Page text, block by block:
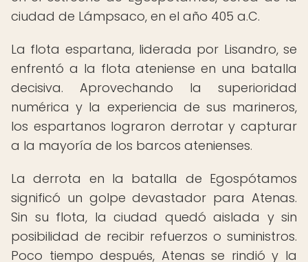
ciudad de Lámpsaco, en el año 405 a.C.
La flota espartana, liderada por Lisandro, se
enfrentó a la flota ateniense en una batalla
decisiva. Aprovechando la superioridad
numérica y la experiencia de sus marineros,
los espartanos lograron derrotar y capturar
a la mayoría de los barcos atenienses.
La derrota en la batalla de Egospótamos
significó un golpe devastador para Atenas.
Sin su flota, la ciudad quedó aislada y sin
posibilidad de recibir refuerzos o suministros.
Poco tiempo después, Atenas se rindió y la